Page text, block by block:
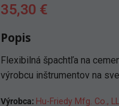
35,30 €
Popis
Flexibilná špachtľa na
výrobcu inštrumentov na
Výrobca: Hu-Friedy Mfg. Co.,